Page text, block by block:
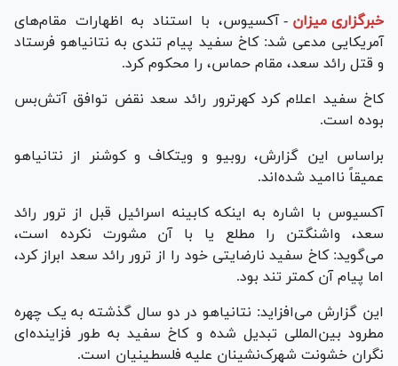
خبرگزاری میزان - آکسیوس، با استناد به اظهارات مقام‌های
آمریکایی مدعی شد: کاخ سفید پیام تندی به نتانیاهو فرستاد
و قتل رائد سعد، مقام حماس، را محکوم کرد.
کاخ سفید اعلام کرد کهرترور رائد سعد نقض توافق آتش‌بس
بوده است.
براساس این گزارش، روبیو و ویتکاف و کوشنر از نتانیاهو
عمیقاً ناامید شده‌اند.
آکسیوس با اشاره به اینکه کابینه اسرائیل قبل از ترور رائد
سعد، واشنگتن را مطلع یا با آن مشورت نکرده است،
می‌گوید: کاخ سفید نارضایتی خود را از ترور رائد سعد ابراز کرد،
اما پیام آن کمتر تند بود.
این گزارش می‌افزاید: نتانیاهو در دو سال گذشته به یک چهره
مطرود بین‌المللی تبدیل شده و کاخ سفید به طور فزاینده‌ای
نگران خشونت شهرک‌نشینان علیه فلسطینیان است.